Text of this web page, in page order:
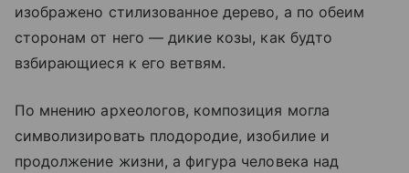
изображено стилизованное дерево, а по обеим
сторонам от него — дикие козы, как будто
взбирающиеся к его ветвям.
По мнению археологов, композиция могла
символизировать плодородие, изобилие и
продолжение жизни, а фигура человека над